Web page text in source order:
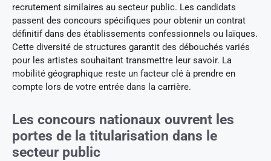
recrutement similaires au secteur public. Les candidats
passent des concours spécifiques pour obtenir un contrat
définitif dans des établissements confessionnels ou laïques.
Cette diversité de structures garantit des débouchés variés
pour les artistes souhaitant transmettre leur savoir. La
mobilité géographique reste un facteur clé à prendre en
compte lors de votre entrée dans la carrière.
Les concours nationaux ouvrent les
portes de la titularisation dans le
secteur public